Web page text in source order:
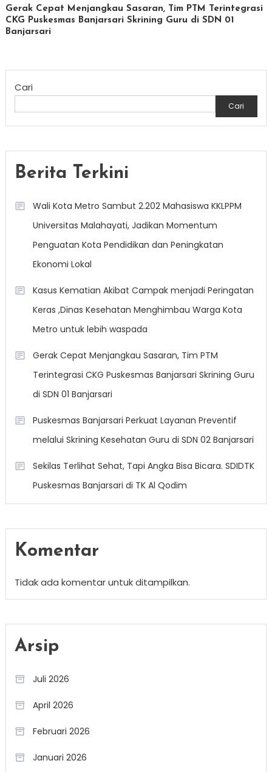
Gerak Cepat Menjangkau Sasaran, Tim PTM Terintegrasi
CKG Puskesmas Banjarsari Skrining Guru di SDN 01
Banjarsari
Cari
Cari
Berita Terkini
Wali Kota Metro Sambut 2.202 Mahasiswa KKLPPM
Universitas Malahayati, Jadikan Momentum
Penguatan Kota Pendidikan dan Peningkatan
Ekonomi Lokal
Kasus Kematian Akibat Campak menjadi Peringatan
Keras ,Dinas Kesehatan Menghimbau Warga Kota
Metro untuk lebih waspada
Gerak Cepat Menjangkau Sasaran, Tim PTM
Terintegrasi CKG Puskesmas Banjarsari Skrining Guru
di SDN 01 Banjarsari
Puskesmas Banjarsari Perkuat Layanan Preventif
melalui Skrining Kesehatan Guru di SDN 02 Banjarsari
Sekilas Terlihat Sehat, Tapi Angka Bisa Bicara. SDIDTK
Puskesmas Banjarsari di TK Al Qodim
Komentar
Tidak ada komentar untuk ditampilkan.
Arsip
Juli 2026
April 2026
Februari 2026
Januari 2026